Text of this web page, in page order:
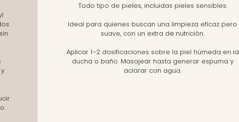
Todo tipo de pieles, incluidas pieles sensibles.
Ideal para quienes buscan una limpieza eficaz pero
suave, con un extra de nutrición.
Aplicar 1–2 dosificaciones sobre la piel húmeda en la
ducha o baño. Masajear hasta generar espuma y
aclarar con agua.